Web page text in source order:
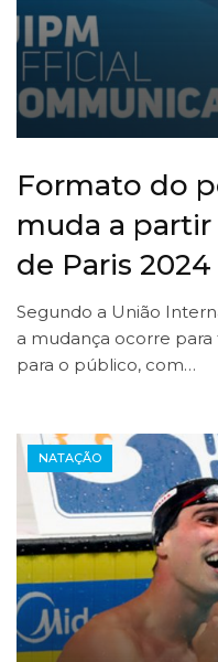
Formato do
muda a
de Paris 2024
Segundo a União
a mudança ocorre
para o público, com…
NATAÇÃO